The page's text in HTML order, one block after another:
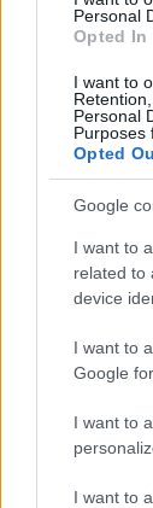
Personal
Opted In
I want to
Personal
Purposes
Opted
Google
I want to
related to
device
I want to
Google
I want to
I want to
εσωτερικό
εξωτερικό